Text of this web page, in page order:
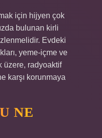
için hijyen çok
bulunan kirli
Evdeki
yeme-içme ve
üzere, radyoaktif
karşı korunmaya
NE